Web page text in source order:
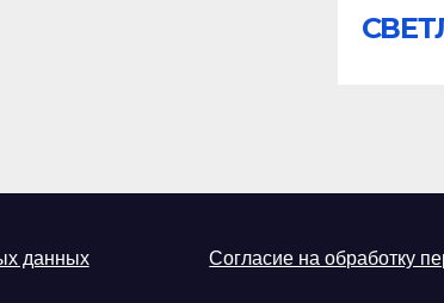
данных Согласие на обработку